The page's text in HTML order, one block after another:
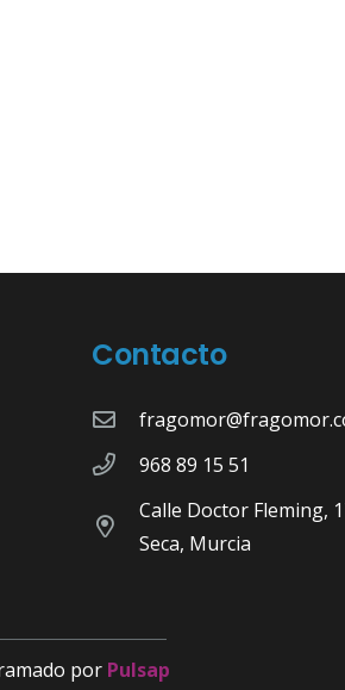
Contacto
968 89 15 51
Calle Doctor Fleming,
Seca, Murcia
por Pulsap